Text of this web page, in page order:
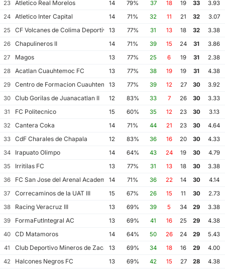
23
Atletico Real Morelos 14 79% 37 18 19 33
3.93
24
Atletico Inter Capital 14 71% 32 11 21 32
3.07
25
CF Volcanes de Colima Deportivo Tala
13 77% 31 13 18 32
3.38
26
Chapulineros II 14 71% 39 15 24 31
3.86
27
Magos 13 77% 25 6 19 31
2.38
28
Acatlan Cuauhtemoc FC 13 77% 38 19 19 31
4.38
29
Centro de Formacion Cuauhtemoc Blanco
13 77% 39 12 27 30
3.92
30
Club Gorilas de Juanacatlan II 12 83% 33 7 26 30
3.33
31
FC Politecnico 15 60% 35 12 23 30
3.13
32
Cantera Coka 14 71% 44 21 23 30
4.64
33
CdF Charales de Chapala 12 83% 36 16 20 30
4.33
34
Irapuato Olimpo 14 64% 43 24 19 30
4.79
35
Irritilas FC 13 77% 31 13 18 30
3.38
36
FC San Jose del Arenal Academia America Leyendas
14 71% 36 22 14 30
4.14
37
Correcaminos de la UAT III 15 67% 26 15 11 30
2.73
38
Racing Veracruz III 13 69% 39 5 34 29
3.38
39
FormaFutIntegral AC 13 69% 41 16 25 29
4.38
40
CD Matamoros 14 64% 50 26 24 29
5.43
41
Club Deportivo Mineros de Zacatecas II
13 69% 34 18 16 29
4.00
42
Halcones Negros FC 13 69% 42 15 27 28
4.38